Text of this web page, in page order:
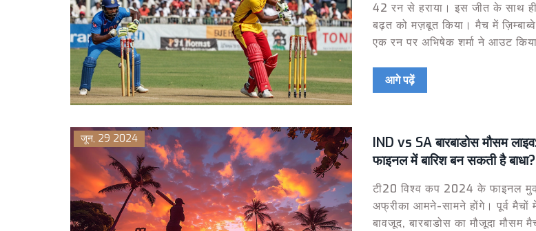
42 रन से हराया। इस जीत के साथ
बढ़त को मज़बूत किया। मैच में
एक रन पर अभिषेक शर्मा ने आउट
स्थिति को दिखाती है।
आगे पढ़ें
जून, 29 2024
IND vs SA बारबाडोस मौसम
फाइनल में बारिश बन सकती है बाधा?
टी20 विश्व कप 2024 के फाइनल
अफ्रीका आमने-सामने होंगे। पूर्व मैचों
बावजूद, बारबाडोस का मौजूदा